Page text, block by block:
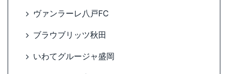
ヴァンラーレ八戸FC
ブラウブリッツ秋田
いわてグルージャ盛岡